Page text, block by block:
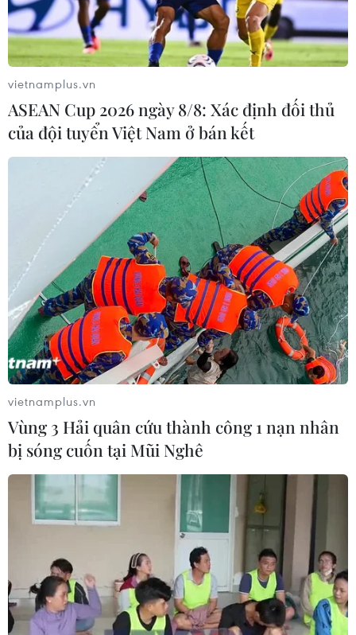
Hàng trăm nghìn người tuần hành phản
đối chủ nghĩa bài Do Thái ở châu Âu
13/11/2023 06:58
Gần 200 người tập trung trước Lãnh sự quán Pháp trên
Đại lộ Régent (Bỉ) và hơn 180.000 người ở Paris (Pháp)
đã xuống đường tuần hành, để phản đối chủ nghĩa bài
Do Thái ở Pháp và châu Âu.
vietnamplus.vn
ASEAN Cup 2026 ngày 8/8: Xác định đối thủ
của đội tuyển Việt Nam ở bán kết
vietnamplus.vn
Vùng 3 Hải quân cứu thành công 1 nạn nhân
bị sóng cuốn tại Mũi Nghê